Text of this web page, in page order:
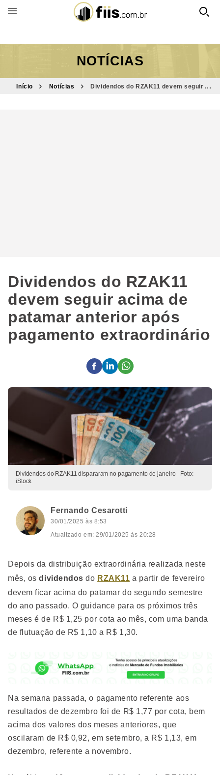
BUSCAR POR FUNDO
NOTÍCIAS
Início Notícias
Dividendos do RZAK11 devem seguir
Dividendos do RZAK11
devem seguir acima de
patamar anterior após
pagamento extraordinário
Dividendos do RZAK11 dispararam no pagamento de janeiro - Foto:
iStock
Fernando Cesarotti
30/01/2025 às 8:53
Atualizado em: 29/01/2025 às 20:28
Depois da distribuição extraordinária realizada neste
mês, osdividendos do RZAK11 a partir de fevereiro
devem ficar acima do patamar do segundo semestre
do ano passado. O guidance para os próximos três
meses é de R$ 1,25 por cota ao mês, com uma banda
de flutuação de R$ 1,10 a R$ 1,30.
Na semana passada, o pagamento referente aos
resultados de dezembro foi de R$ 1,77 por cota, bem
acima dos valores dos meses anteriores, que
oscilaram de R$ 0,92, em setembro, a R$ 1,13, em
dezembro, referente a novembro.